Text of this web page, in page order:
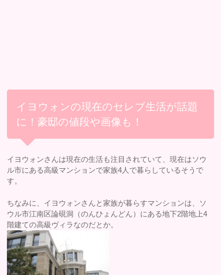
イヨウォンの現在のセレブ生活が話題
に！豪邸の値段や画像も！
イヨウォンさんは現在の生活も注目されていて、現在はソウ
ル市にある高級マンションで家族4人で暮らしているそうで
す。
ちなみに、イヨウォンさんと家族が暮らすマンションは、ソ
ウル市江南区論硯洞（のんひょんどん）にある地下2階地上4
階建ての高級ヴィラなのだとか。